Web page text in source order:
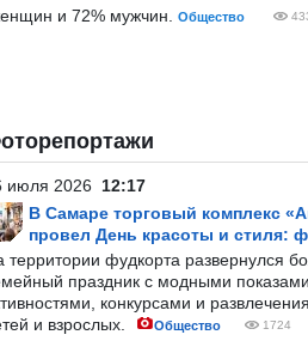
и 72% мужчин. Общество
июля 2026 12:17
В Самаре торговый комплекс
провел День красоты и стиля:
территории фудкорта развернулся
праздник с модными
конкурсами и
и взрослых.
Общество 1724